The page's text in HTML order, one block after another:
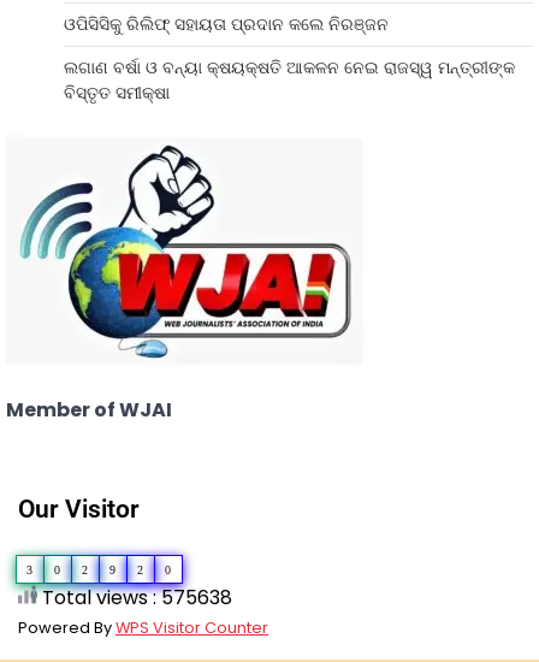
ଓପିସିସିକୁ ରିଲିଫ୍ ସହାୟତା ପ୍ରଦାନ କଲେ ନିରଞ୍ଜନ
ଲଗାଣ ବର୍ଷା ଓ ବନ୍ୟା କ୍ଷୟକ୍ଷତି ଆକଳନ ନେଇ ରାଜସ୍ୱ ମନ୍ତ୍ରୀଙ୍କ
ବିସ୍ତୃତ ସମୀକ୍ଷା
Member of WJAI
Our Visitor
3 0 2 9 2 0
Total views : 575638
Powered ByWPS Visitor Counter